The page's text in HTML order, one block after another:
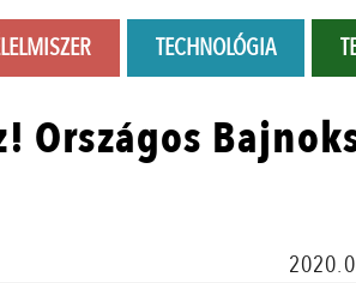
TECHNOLÓGIA
Országos